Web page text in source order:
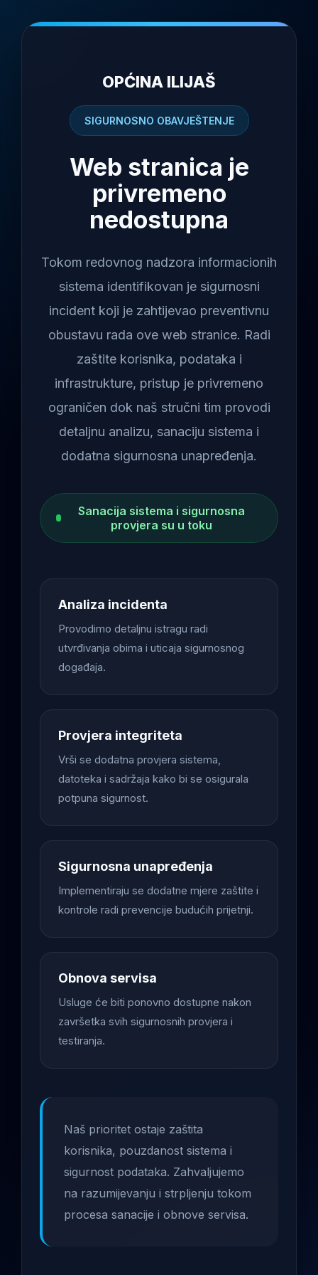
OPĆINA ILIJAŠ
SIGURNOSNO OBAVJEŠTENJE
Web stranica je
privremeno
nedostupna
Tokom redovnog nadzora informacionih
sistema identifikovan je sigurnosni
incident koji je zahtijevao preventivnu
obustavu rada ove web stranice. Radi
zaštite korisnika, podataka i
infrastrukture, pristup je privremeno
ograničen dok naš stručni tim provodi
detaljnu analizu, sanaciju sistema i
dodatna sigurnosna unapređenja.
Sanacija sistema i sigurnosna
provjera su u toku
Analiza incidenta
Provodimo detaljnu istragu radi
utvrđivanja obima i uticaja sigurnosnog
događaja.
Provjera integriteta
Vrši se dodatna provjera sistema,
datoteka i sadržaja kako bi se osigurala
potpuna sigurnost.
Sigurnosna unapređenja
Implementiraju se dodatne mjere zaštite i
kontrole radi prevencije budućih prijetnji.
Obnova servisa
Usluge će biti ponovno dostupne nakon
završetka svih sigurnosnih provjera i
testiranja.
Naš prioritet ostaje zaštita
korisnika, pouzdanost sistema i
sigurnost podataka. Zahvaljujemo
na razumijevanju i strpljenju tokom
procesa sanacije i obnove servisa.